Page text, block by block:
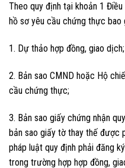
Theo quy định tại khoản 1
hồ sơ yêu cầu chứng thực bao
1. Dự thảo hợp đồng, giao dịch;
2. Bản sao CMND hoặc Hộ
cầu chứng thực;
3. Bản sao giấy chứng nhận
bản sao giấy tờ thay thế được
pháp luật quy định phải đăng
trong trường hợp hợp đồng,